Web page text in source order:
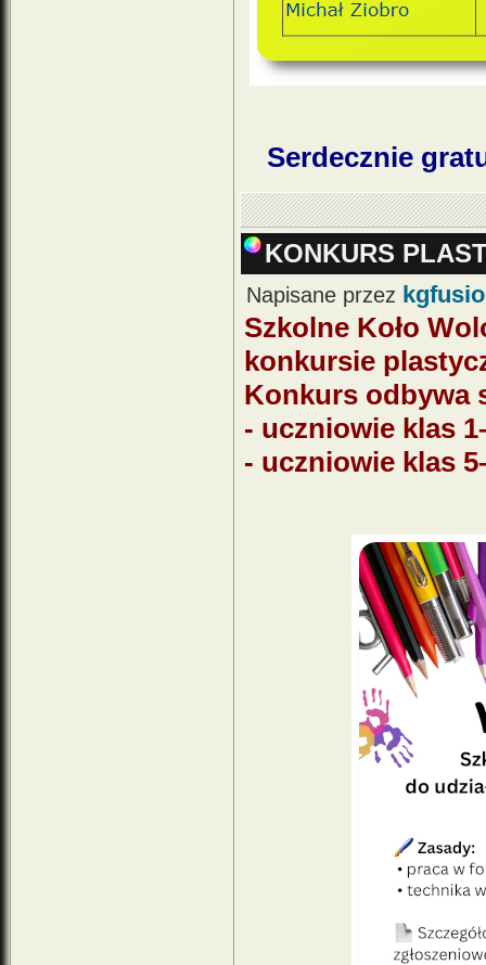
Serdecznie
KONKURS
Napisane przez
Szkolne Koło
konkursie
Konkurs odbywa
- uczniowie klas
- uczniowie klas